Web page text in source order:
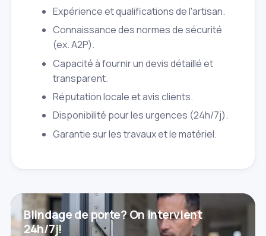
Expérience et qualifications de l'artisan.
Connaissance des normes de sécurité
(ex. A2P).
Capacité à fournir un devis détaillé et
transparent.
Réputation locale et avis clients.
Disponibilité pour les urgences (24h/7j).
Garantie sur les travaux et le matériel.
Blindage de porte? On intervient
24h/7j!